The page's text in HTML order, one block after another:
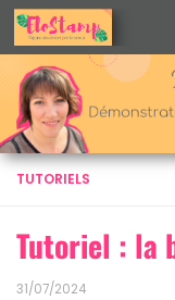
Skip to content
TUTORIELS
Tutoriel : la
31/07/2024